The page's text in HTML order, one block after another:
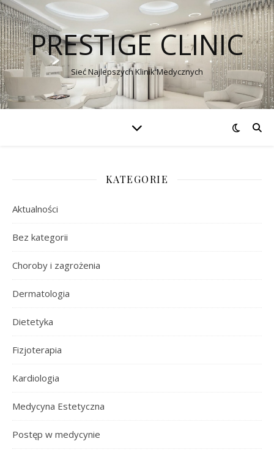
PRESTIGE CLINIC
Sieć Najlepszych Klinik Medycznych
KATEGORIE
Aktualności
Bez kategorii
Choroby i zagrożenia
Dermatologia
Dietetyka
Fizjoterapia
Kardiologia
Medycyna Estetyczna
Postęp w medycynie